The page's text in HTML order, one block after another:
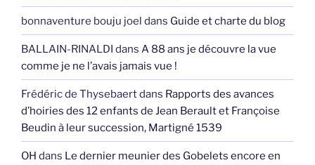
bonnaventure bouju joel dans Guide et charte du blog
BALLAIN-RINALDI dans A 88 ans je découvre la vue
comme je ne l’avais jamais vue !
Frédéric de Thysebaertdans Rapports des avances
d’hoiries des 12 enfants de Jean Berault et Françoise
Beudin à leur succession, Martigné 1539
OH dans Le dernier meunier des Gobelets encore en